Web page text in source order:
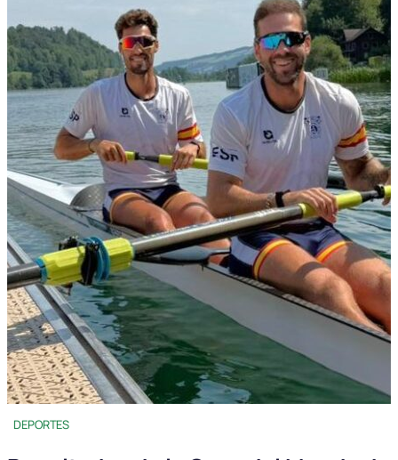
DEPORTES